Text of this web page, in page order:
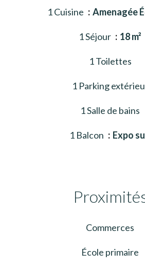
1 Cuisine Amenagée
1 Séjour 18 m²
1 Toilettes
1 Parking
1 Salle de bains
1 Balcon Expo
Commerces
École primaire